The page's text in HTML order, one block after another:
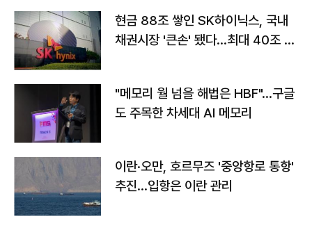
현금 88조 쌓인 SK하이닉스, 국내
채권시장 '큰손' 됐다…최대 40조 투
"메모리 월 넘을 해법은 HBF"…구글
도 주목한 차세대 AI 메모리
이란·오만, 호르무즈 '중앙항로 통항'
추진…입항은 이란 관리